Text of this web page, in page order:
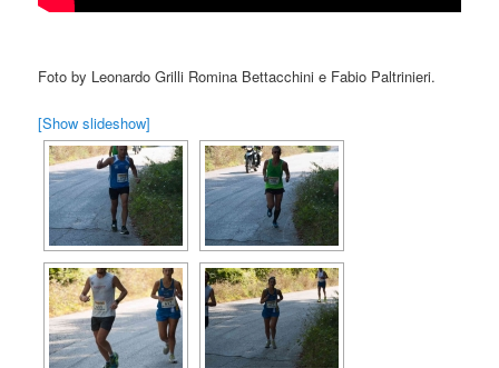
Foto by Leonardo Grilli Romina Bettacchini e Fabio Paltrinieri.
[Show slideshow]